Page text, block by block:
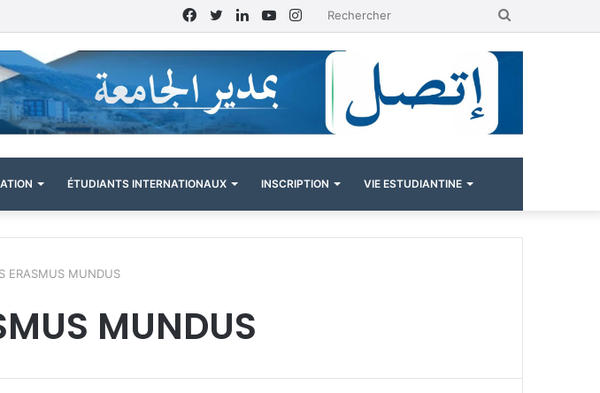
Instagram
YouTube
Linkedin
Twitter
Facebook
ÉTUDIANTS INTERNATIONAUX INSCRIPTION VIE ESTUDIANTINE
ERASMUS MUNDUS
MUNDUS